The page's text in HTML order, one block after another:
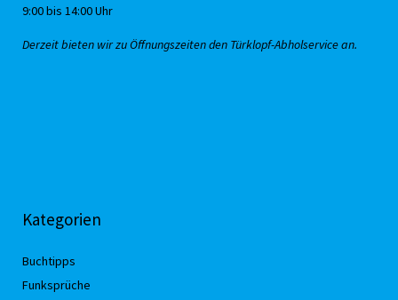
9:00 bis 14:00 Uhr
Derzeit bieten wir zu Öffnungszeiten den Türklopf-Abholservice an.
Kategorien
Buchtipps
Funksprüche